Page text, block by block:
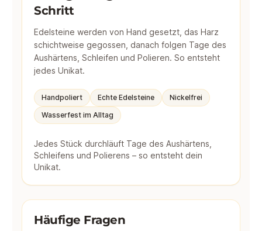
Schritt
Edelsteine werden von Hand gesetzt, das Harz
schichtweise gegossen, danach folgen Tage des
Aushärtens, Schleifen und Polieren. So entsteht
jedes Unikat.
Handpoliert Echte Edelsteine
Nickelfrei
Wasserfest im Alltag
Jedes Stück durchläuft Tage des Aushärtens,
Schleifens und Polierens – so entsteht dein
Unikat.
Häufige Fragen